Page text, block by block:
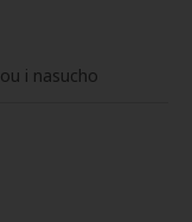
i nasucho